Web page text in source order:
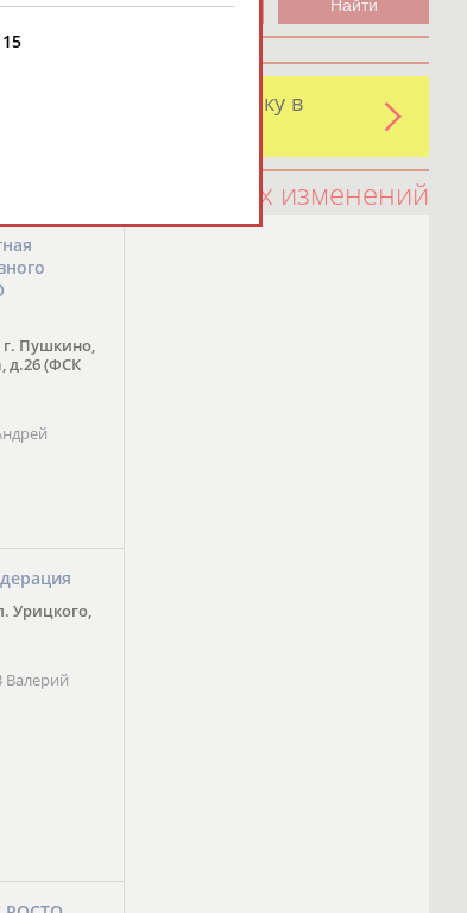
какую-либо ошибку в
100 последних изменений
г. Пушкино,
д.26 (ФСК
Урицкого,